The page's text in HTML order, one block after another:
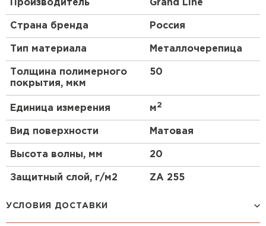
Производитель Grand Line
Страна бренда Россия
Тип материала Металлочерепица
Толщина полимерного
покрытия, мкм
50
Единица измерения м2
Вид поверхности Матовая
Высота волны, мм 20
Защитный слой, г/м2 ZA 255
УСЛОВИЯ ДОСТАВКИ